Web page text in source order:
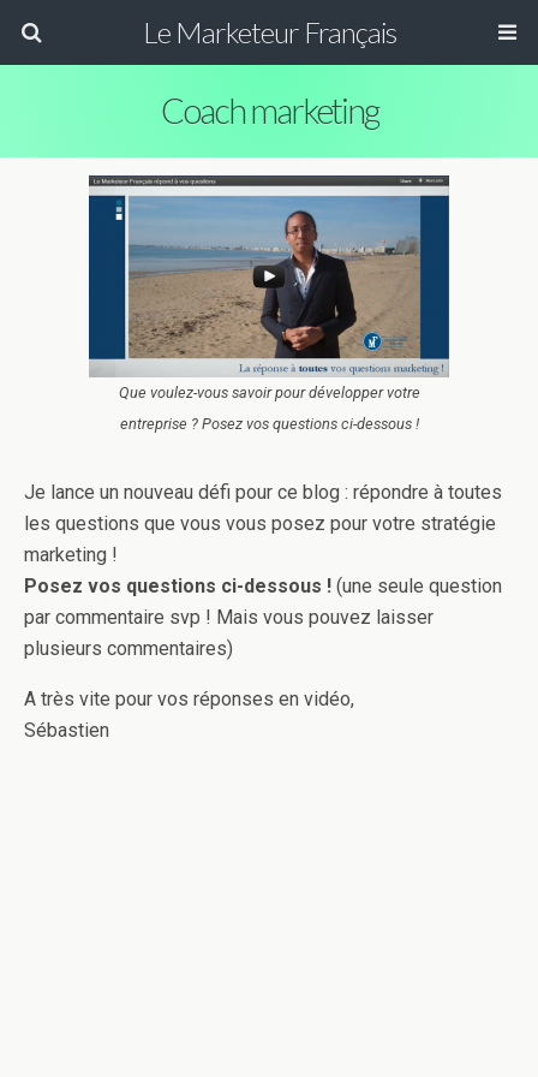
Le Marketeur Français
Coach marketing
Que voulez-vous savoir pour développer votre
entreprise ? Posez vos questions ci-dessous !
Je lance un nouveau défi pour ce blog : répondre à toutes
les questions que vous vous posez pour votre stratégie
marketing !
Posez vos questions ci-dessous ! (une seule question
par commentaire svp ! Mais vous pouvez laisser
plusieurs commentaires)
A très vite pour vos réponses en vidéo,
Sébastien